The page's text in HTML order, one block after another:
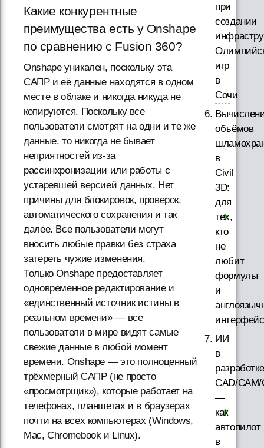
Какие конкурентные
преимущества есть у Onshape
по сравнению с Fusion 360?
Onshape уникален, поскольку эта
САПР и её данные находятся в одном
месте в облаке и никогда никуда не
копируются. Поскольку все
пользователи смотрят на одни и те же
данные, то никогда не бывает
неприятностей из-за
рассинхронизации или работы с
устаревшей версией данных. Нет
причины для блокировок, проверок,
автоматического сохранения и так
далее. Все пользователи могут
вносить любые правки без страха
затереть чужие изменения.
Только Onshape предоставляет
одновременное редактирование и
«единственный источник истины в
реальном времени» — все
пользователи в мире видят самые
свежие данные в любой момент
времени. Onshape — это полноценный
трёхмерный САПР (не просто
«просмотрщик»), которые работает на
телефонах, планшетах и в браузерах
почти на всех компьютерах (Windows,
Mac, Chromebook и Linux).
при
создании
игр
в
Сочи
объёмов
в
Civil
3D:
для
тех,
кто
не
любит
формулы
и
ИИ
в
разработке
CAD/
—
как
автопилот
в